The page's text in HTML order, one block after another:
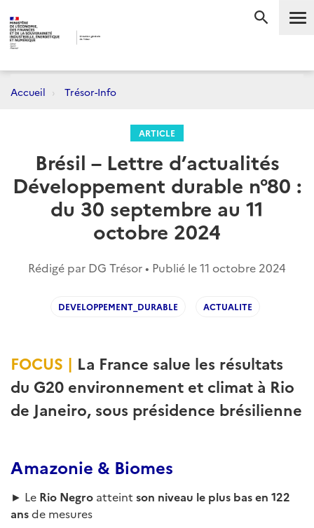
Accueil Trésor-Info
ARTICLE
Brésil – Lettre d’actualités
Développement durable n°80 :
du 30 septembre au 11
octobre 2024
Rédigé par DG Trésor • Publié le11 octobre 2024
DEVELOPPEMENT_DURABLE ACTUALITE
FOCUS | La France salue les résultats
du G20 environnement et climat à Rio
de Janeiro, sous présidence brésilienne
Amazonie & Biomes
► Le Rio Negro atteint son niveau le plus bas en 122
ansde mesures